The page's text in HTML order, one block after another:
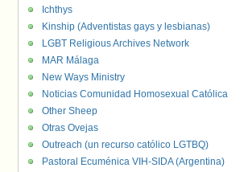
Ichthys
Kinship (Adventistas gays y lesbianas)
LGBT Religious Archives Network
MAR Málaga
New Ways Ministry
Noticias Comunidad Homosexual Católica
Other Sheep
Otras Ovejas
Outreach (un recurso católico LGTBQ)
Pastoral Ecuménica VIH-SIDA (Argentina)